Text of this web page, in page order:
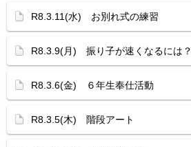
R8.3.11(水) お別れ式の練習
R8.3.9(月) 振り子が速くなるには？
R8.3.6(金) ６年生奉仕活動
R8.3.5(木) 階段アート